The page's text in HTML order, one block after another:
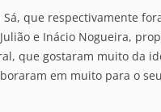
que respectivamente
e Inácio Nogueira,
que gostaram muito da
em muito para o seu